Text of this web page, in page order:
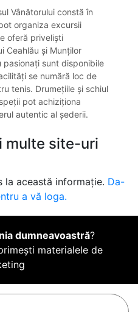
Vânătorului constă în
organiza excursii
oferă priveliști
Ceahlău și Munților
pasionați sunt disponibile
se numără loc de
tenis. Drumețiile și schiul
pot achiziționa
autentic al șederii.
multe site-uri
la această informație. Da-
a vă loga.
dumneavoastră?
materialele de